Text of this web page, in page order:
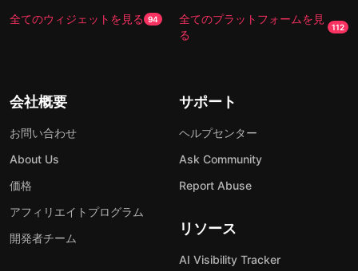
全てのウィジェットを見る 94
全てのプラットフォームを見
る
112
会社概要
お問い合わせ
About Us
価格
アフィリエイトプログラム
開発者チーム
サポート
ヘルプセンター
Ask Community
Report Abuse
リソース
AI Visibility Tracker